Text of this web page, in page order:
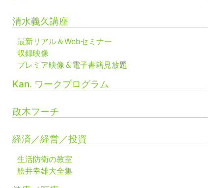
清水義久講座
最新リアル＆Webセミナー
収録映像
プレミア映像＆電子書籍見放題
Kan. ワークプログラム
政木フーチ
経済／経営／投資
生活防衛の教室
舩井幸雄大全集